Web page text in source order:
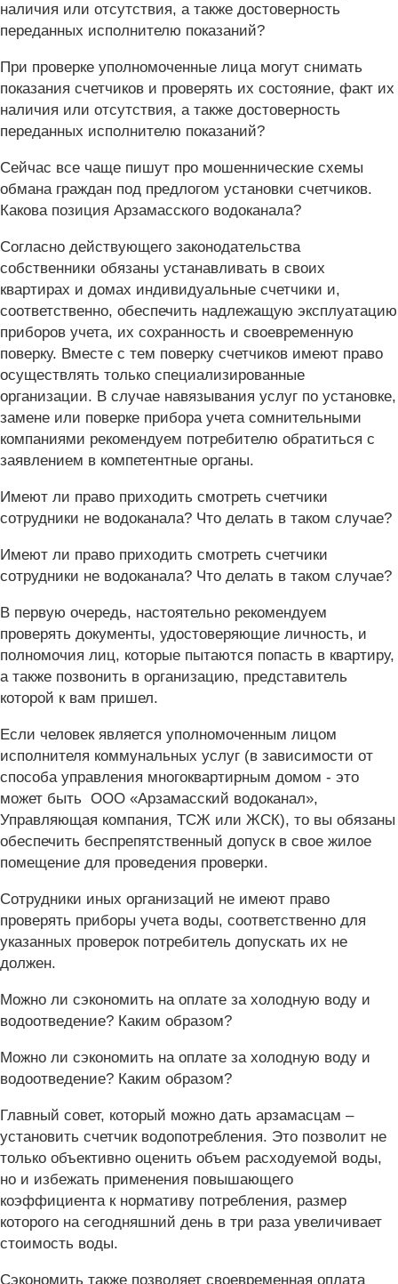
наличия или отсутствия, а также достоверность
переданных исполнителю показаний?
При проверке уполномоченные лица могут снимать
показания счетчиков и проверять их состояние, факт их
наличия или отсутствия, а также достоверность
переданных исполнителю показаний?
Сейчас все чаще пишут про мошеннические схемы
обмана граждан под предлогом установки счетчиков.
Какова позиция Арзамасского водоканала?
Согласно действующего законодательства
собственники обязаны устанавливать в своих
квартирах и домах индивидуальные счетчики и,
соответственно, обеспечить надлежащую эксплуатацию
приборов учета, их сохранность и своевременную
поверку. Вместе с тем поверку счетчиков имеют право
осуществлять только специализированные
организации. В случае навязывания услуг по установке,
замене или поверке прибора учета сомнительными
компаниями рекомендуем потребителю обратиться с
заявлением в компетентные органы.
Имеют ли право приходить смотреть счетчики
сотрудники не водоканала? Что делать в таком случае?
Имеют ли право приходить смотреть счетчики
сотрудники не водоканала? Что делать в таком случае?
В первую очередь, настоятельно рекомендуем
проверять документы, удостоверяющие личность, и
полномочия лиц, которые пытаются попасть в квартиру,
а также позвонить в организацию, представитель
которой к вам пришел.
Если человек является уполномоченным лицом
исполнителя коммунальных услуг (в зависимости от
способа управления многоквартирным домом - это
может быть ООО «Арзамасский водоканал»,
Управляющая компания, ТСЖ или ЖСК), то вы обязаны
обеспечить беспрепятственный допуск в свое жилое
помещение для проведения проверки.
Сотрудники иных организаций не имеют право
проверять приборы учета воды, соответственно для
указанных проверок потребитель допускать их не
должен.
Можно ли сэкономить на оплате за холодную воду и
водоотведение? Каким образом?
Можно ли сэкономить на оплате за холодную воду и
водоотведение? Каким образом?
Главный совет, который можно дать арзамасцам –
установить счетчик водопотребления. Это позволит не
только объективно оценить объем расходуемой воды,
но и избежать применения повышающего
коэффициента к нормативу потребления, размер
которого на сегодняшний день в три раза увеличивает
стоимость воды.
Сэкономить также позволяет своевременная оплата